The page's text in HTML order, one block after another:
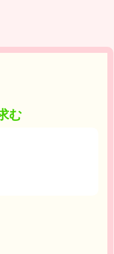
む